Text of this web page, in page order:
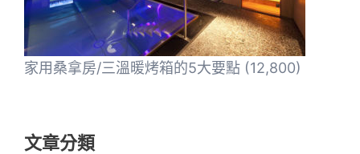
家用桑拿房/三溫暖烤箱的5大要點 (12,800)
文章分類